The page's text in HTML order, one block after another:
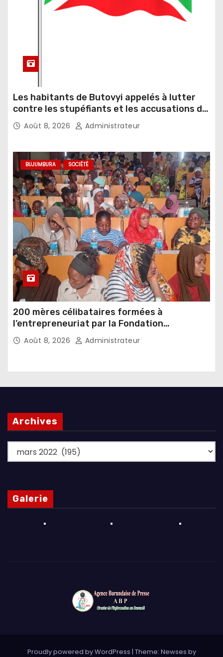
Les habitants de Butovyi appelés à lutter
contre les stupéfiants et les accusations de
sorcellerie
Août 8, 2026 Administrateur
BUJUMBURA SOCIÉTÉ
200 mères célibataires formées à
l’entrepreneuriat par la Fondation
Umugiraneza et l’OPDD
Août 8, 2026 Administrateur
Archives
Archives
Galerie
Proudly powered by WordPress | Theme: Newses by